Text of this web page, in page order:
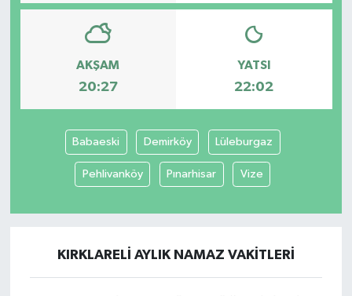
AKŞAM
20:27
YATSI
22:02
Babaeski Demirköy Lüleburgaz
Pehlivanköy Pınarhisar Vize
KIRKLARELI AYLIK NAMAZ VAKITLERI